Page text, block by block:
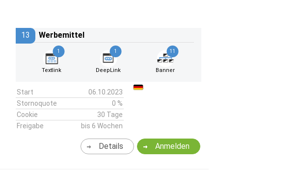
13 Werbemittel
1
Textlink
1
DeepLink
11
Banner
Start
06.10.2023
Stornoquote
0 %
Cookie
30 Tage
Freigabe
bis 6 Wochen
Anmelden
Details